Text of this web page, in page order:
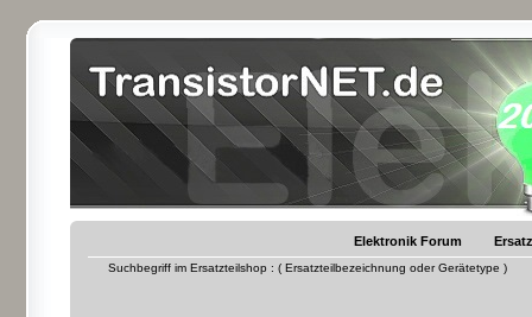
Elektronik Forum
Suchbegriff im Ersatzteilshop : ( Ersatzteilbezeichnung oder Gerätetype )